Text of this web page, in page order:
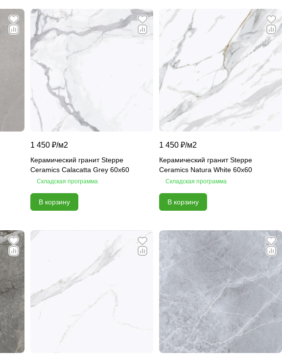
1 450 ₽/м2
Керамический гранит Steppe
Ceramics Calacatta Grey 60х60
Складская программа
В корзину
1 450 ₽/м2
Керамический гранит Steppe
Ceramics Natura White 60х60
Складская программа
В корзину